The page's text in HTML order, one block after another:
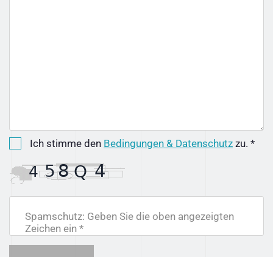
Ich stimme den Bedingungen & Datenschutz zu. *
Spamschutz: Geben Sie die oben angezeigten
Zeichen ein *